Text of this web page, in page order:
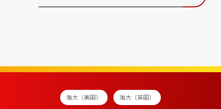
淘大（美国） 淘大（英国）